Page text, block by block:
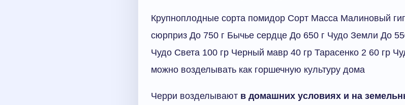
Крупноплодные сорта помидор Сорт Масса Малиновый
сюрприз До 750 г Бычье сердце До 650 г Чудо Земли До
Чудо Света 100 гр Черный мавр 40 гр Тарасенко 2 60 гр
можно возделывать как горшечную культуру дома
Черри возделывают в домашних условиях и на